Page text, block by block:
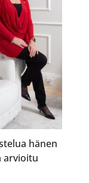
hänen
arvioitu